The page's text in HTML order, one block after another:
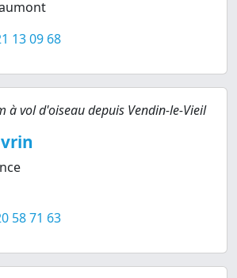
13 09 68
à vol d'oiseau depuis Vendin-le-Vieil
58 71 63